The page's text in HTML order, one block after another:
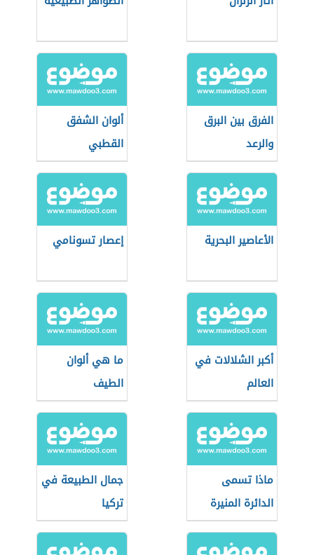
الفرق بين البرق
والرعد
ألوان الشفق
القطبي
الأعاصير البحرية إعصار تسونامي
أكبر الشلالات في
العالم
ما هي ألوان
الطيف
ماذا تسمى
الدائرة المنيرة
التي تحيط بالقمر
جمال الطبيعة في
تركيا